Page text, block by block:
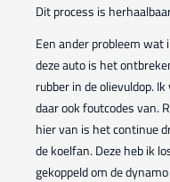
Dit process is
Een ander probleem wat
deze auto is het
rubber in de olievuldop.
daar ook foutcodes van.
hier van is het continue
de koelfan. Deze heb ik
gekoppeld om de